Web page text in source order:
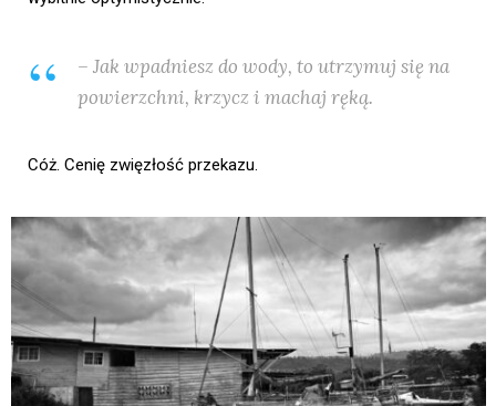
– Jak wpadniesz do wody, to utrzymuj się na
powierzchni, krzycz i machaj ręką.
Cóż. Cenię zwięzłość przekazu.